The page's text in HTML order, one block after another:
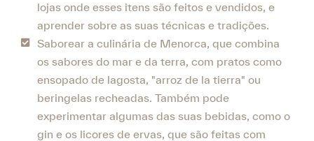
lojas onde esses itens são feitos e vendidos, e
aprender sobre as suas técnicas e tradições.
Saborear a culinária de Menorca, que combina
os sabores do mar e da terra, com pratos como
ensopado de lagosta, "arroz de la tierra" ou
beringelas recheadas. Também pode
experimentar algumas das suas bebidas, como o
gin e os licores de ervas, que são feitas com